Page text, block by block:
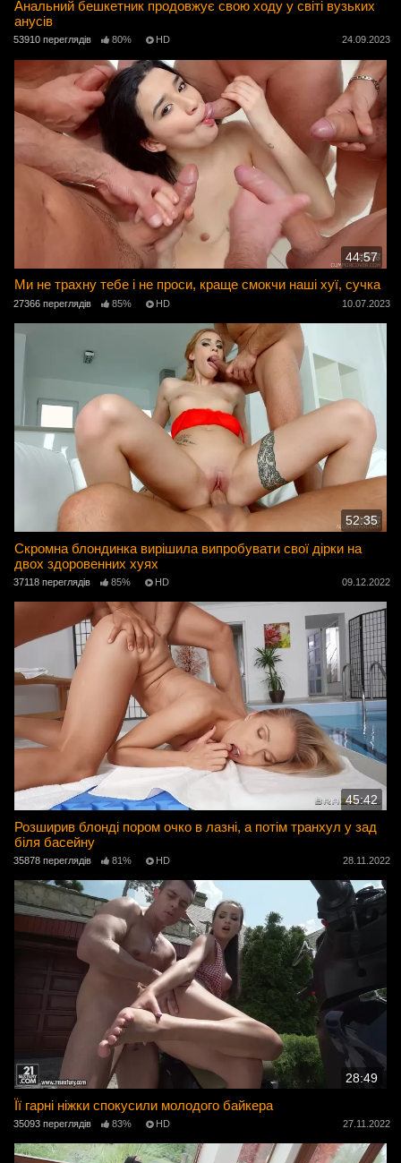
Анальний бешкетник продовжує свою ходу у світі вузьких
анусів
53910 переглядів 80% HD 24.09.2023
44:57
Ми не трахну тебе і не проси, краще смокчи наші хуї, сучка
27366 переглядів 85% HD 10.07.2023
52:35
Скромна блондинка вирішила випробувати свої дірки на
двох здоровенних хуях
37118 переглядів 85% HD 09.12.2022
45:42
Розширив блонді пором очко в лазні, а потім транхул у зад
біля басейну
35878 переглядів 81% HD 28.11.2022
28:49
Її гарні ніжки спокусили молодого байкера
35093 переглядів 83% HD 27.11.2022